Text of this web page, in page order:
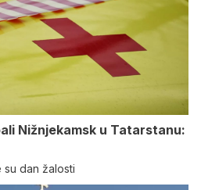
Nižnjekamsk u Tatarstanu:
su dan žalosti